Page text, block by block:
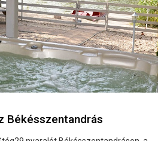
Békésszentandrás